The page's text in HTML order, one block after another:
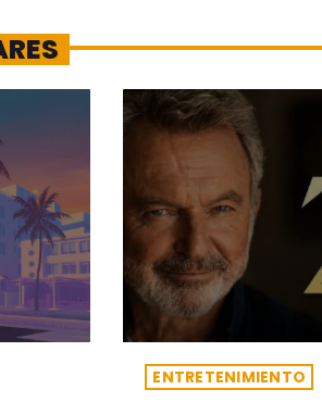
ENTRETENIMIENTO